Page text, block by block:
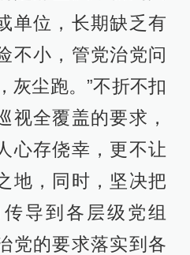
单位，长期缺乏有
不小，管党治党问
灰尘跑。”不折不扣
视全覆盖的要求，
心存侥幸，更不让
地，同时，坚决把
导到各层级党组
党的要求落实到各